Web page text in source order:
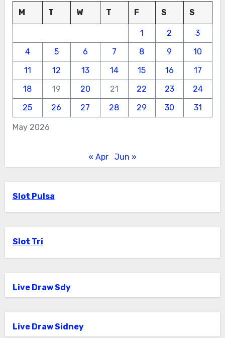
May 2026
M T W T F S S
1 2
3
4
5 6 7 8 9
10
11
12 13 14 15 16
17
18
19 20 21 22 23
24
25
26 27 28 29 30 31
« Apr Jun »
Slot Pulsa
Slot Tri
Live Draw Sdy
Live Draw Sidney